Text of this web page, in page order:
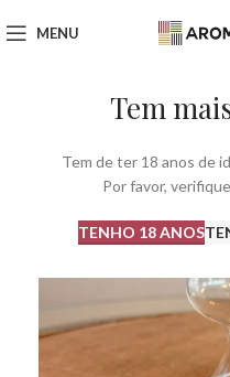
Tem
Tem de ter 18 anos de
Por favor,
TENHO 18 ANOS
MENU